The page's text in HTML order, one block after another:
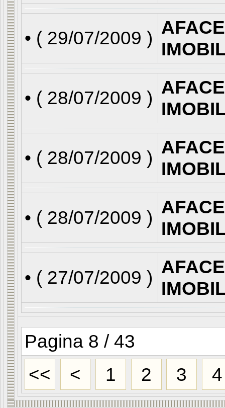
• ( 29/07/2009 )
• ( 28/07/2009 )
• ( 28/07/2009 )
• ( 28/07/2009 )
• ( 27/07/2009 )
Pagina 8 / 43
<<
< 1 2 3 4